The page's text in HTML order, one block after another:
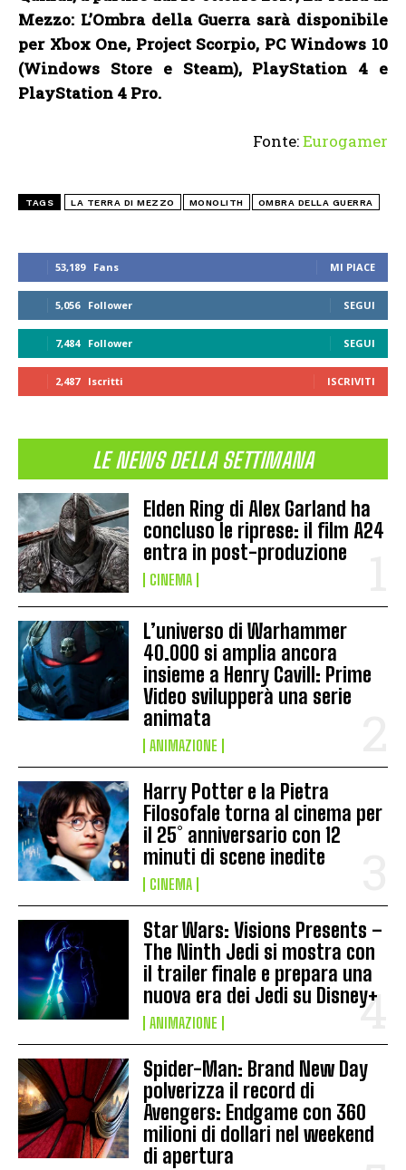
53,189 Fans MI PIACE
5,056 Follower SEGUI
7,484 Follower SEGUI
2,487 Iscritti ISCRIVITI
LE NEWS DELLA SETTIMANA
Elden Ring di Alex Garland ha
concluso le riprese: il film A24
entra in post-produzione
CINEMA
L’universo di Warhammer
40.000 si amplia ancora
insieme a Henry Cavill: Prime
Video svilupperà una serie
animata
ANIMAZIONE
Harry Potter e la Pietra
Filosofale torna al cinema per
il 25° anniversario con 12
minuti di scene inedite
CINEMA
Star Wars: Visions Presents –
The Ninth Jedi si mostra con
il trailer finale e prepara una
nuova era dei Jedi su Disney+
ANIMAZIONE
Spider-Man: Brand New Day
polverizza il record di
Avengers: Endgame con 360
milioni di dollari nel weekend
di apertura
Mezzo: L’Ombra della Guerra sarà disponibile
per Xbox One, Project Scorpio, PC Windows 10
(Windows Store e Steam), PlayStation 4 e
PlayStation 4 Pro.
Fonte:Eurogamer
TAGS LA TERRA DI MEZZO MONOLITH OMBRA DELLA GUERRA